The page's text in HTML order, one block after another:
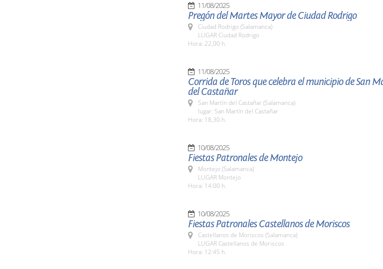
11/08/2025
Pregón del Martes Mayor de Ciudad Rodrigo
Ciudad Rodrigo (Salamanca)
LUGAR Ciudad Rodrigo
Hora: 22,00 h.
11/08/2025
Corrida de Toros que celebra el municipio de San
del Castañar
San Martín del Castañar (Salamanca)
lugar: San Martín del Castañar
Hora: 18,30 h.
10/08/2025
Fiestas Patronales de Montejo
Montejo (Salamanca)
LUGAR Montejo
Hora: 14:00 h.
10/08/2025
Fiestas Patronales Castellanos de Moriscos
Castellanos de Moriscos (Salamanca)
LUGAR Castellanos de Moriscos
Hora: 12:45 h.